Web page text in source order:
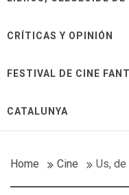
CRÍTICAS Y OPINIÓN
FESTIVAL DE CINE
CATALUNYA
Home Cine Us,